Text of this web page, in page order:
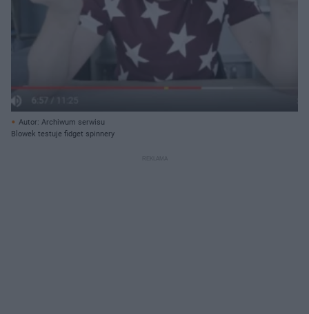
Autor: Archiwum serwisu
Blowek testuje fidget spinnery